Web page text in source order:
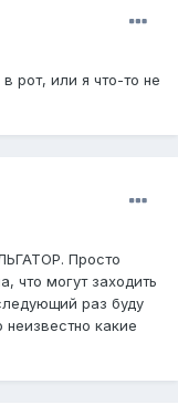
рот, или я что-то не
Просто
что могут заходить
раз буду
какие